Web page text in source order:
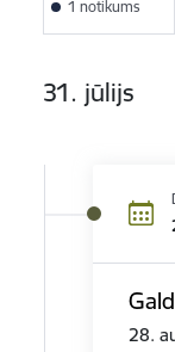
1 notikums
31. jūlijs
28.